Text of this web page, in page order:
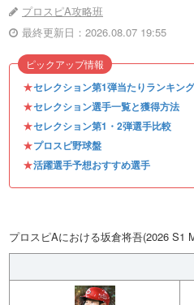
プロスピA攻略班
最終更新日：2026.08.07 19:55
★セレクション第1弾当たりランキング
★セレクション選手一覧と獲得方法
★セレクション第1・2弾選手比較
★プロスピ野球盤
★活躍選手予想おすすめ選手
ピックアップ情報
プロスピAにおける坂倉将吾(2026 S1